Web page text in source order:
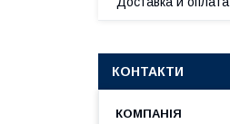
КОНТАКТИ